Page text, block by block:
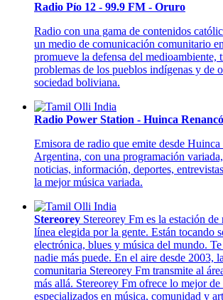
Radio Pío 12 - 99.9 FM - Oruro
Radio con una gama de contenidos
un medio de comunicación comunitario
promueve la defensa del medioambiente,
problemas de los pueblos indígenas y de
sociedad boliviana.
Radio Power Station - Huinca Renancó
Emisora de radio que emite desde
Argentina, con una programación
noticias, información, deportes,
la mejor música variada.
Stereorey Stereorey Fm es la estación
línea elegida por la gente. Están tocando
electrónica, blues y música del mundo.
nadie más puede. En el aire desde 2003,
comunitaria Stereorey Fm transmite al
más allá. Stereorey Fm ofrece lo mejor de
especializados en música, comunidad y